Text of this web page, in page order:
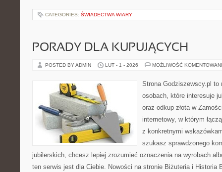
CATEGORIES: ŚWIADECTWA WIARY
PORADY DLA KUPUJĄCYCH
POSTED BY ADMIN LUT - 1 - 2026 MOŻLIWOŚĆ
Strona Godziszewscy.pl
osobach, które interesuje
oraz odkup złota w
internetowy, w którym
z konkretnymi
szukasz sprawdzonego
jubilerskich, chcesz lepiej zrozumieć oznaczenia na wyrobach
ten serwis jest dla Ciebie. Nowości na stronie Biżuteria i Historia